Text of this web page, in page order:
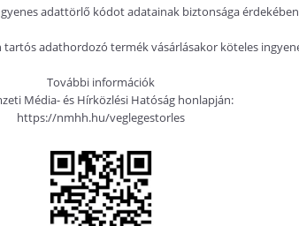
adattörlő kódot adatainak biztonsága
adathordozó termék vásárlásakor köteles
További információk
Média- és Hírközlési Hatóság honlapján:
https://nmhh.hu/veglegestorles